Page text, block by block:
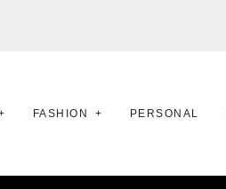
FASHION PERSONAL